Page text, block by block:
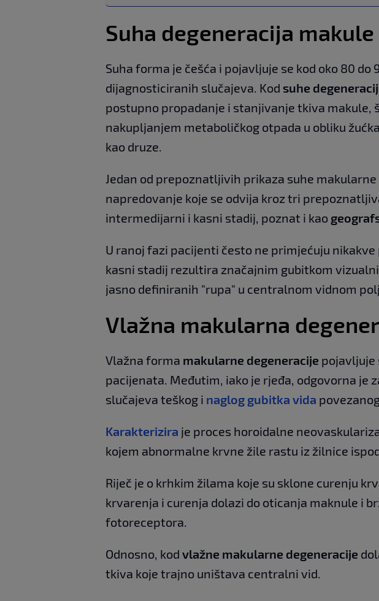
Suha degeneracija makule
Suha forma je češća i pojavljuje se kod oko 80 do
dijagnosticiranih slučajeva. Kod suhe
postupno propadanje i stanjivanje tkiva makule,
nakupljanjem metaboličkog otpada u obliku
kao druze.
Jedan od prepoznatljivih prikaza suhe
napredovanje koje se odvija kroz tri
intermedijarni i kasni stadij, poznat i kao
U ranoj fazi pacijenti često ne primjećuju nikakve
kasni stadij rezultira značajnim gubitkom
jasno definiranih "rupa" u centralnom vidnom
Vlažna makularna
Vlažna forma makularne degeneracije pojavljuje
pacijenata. Međutim, iako je rjeđa, odgovorna je
slučajeva teškog i naglog gubitka vida
Karakterizira je proces horoidalne
kojem abnormalne krvne žile rastu iz žilnice
Riječ je o krhkim žilama koje su sklone curenju
krvarenja i curenja dolazi do oticanja maknule i
fotoreceptora.
Odnosno, kod vlažne makularne degeneracije
tkiva koje trajno uništava centralni vid.